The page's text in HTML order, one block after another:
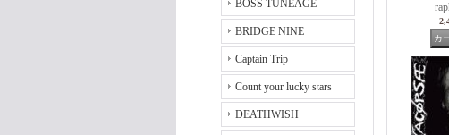
BOSS TUNEAGE
BRIDGE NINE
Captain Trip
Count your lucky stars
DEATHWISH